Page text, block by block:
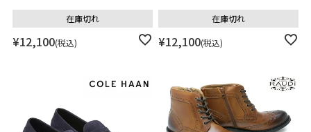
¥12,100 税込
在庫切れ
¥12,100 税込
在庫切れ